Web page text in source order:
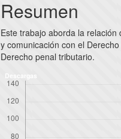
del
artículo
Resumen
Este trabajo aborda la
y comunicación con el
Derecho penal tributario.
Descargas